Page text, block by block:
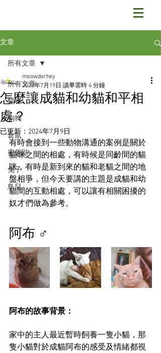
文章
所有文章
貓咪
狗狗
倉鼠
蜜袋鼯
兔子
鳥兒
所有文章
怎麼讓成貓和幼貓和平相
處？
meowderhey
2023年7月19日 讀畢需時 4 分鐘
已更新： 2024年7月9日
有時會接到一些動物溝通的案例是關於
貓咪之間的相處，有時候是同齡間的貓
咪，有時是新到來的貓和老貓之間的地
盤相爭，但今天要講的主題是成貓和幼
貓間的互動相處，可以讓有相關困擾的
奴才們做為參考。
阿布 ♂
阿布的故事背景：
家中的主人最近暫時飼養一隻小貓，那
隻小貓對於成貓阿布的感受及情緒都視